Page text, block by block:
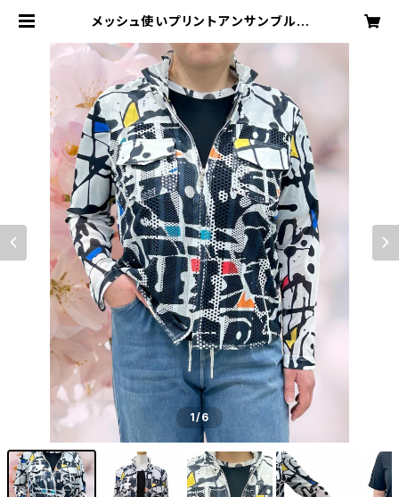
メッシュ使いプリントアンサンブル |
1/6